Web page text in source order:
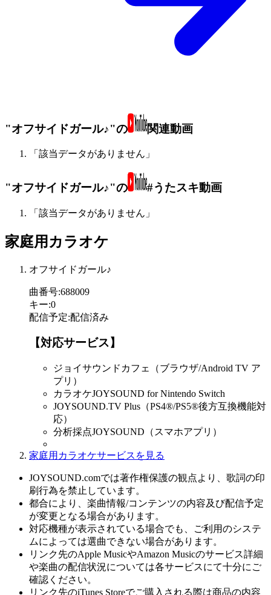
"オフサイドガール♪"の 関連動画
「該当データがありません」
"オフサイドガール♪"の #うたスキ動画
「該当データがありません」
家庭用カラオケ
オフサイドガール♪
曲番号:688009
キー:0
配信予定:配信済み
【対応サービス】
ジョイサウンドカフェ（ブラウザ/Android TV ア
プリ）
カラオケJOYSOUND for Nintendo Switch
JOYSOUND.TV Plus（PS4®/PS5®後方互換機能対
応）
分析採点JOYSOUND（スマホアプリ）
家庭用カラオケサービスを見る
JOYSOUND.comでは著作権保護の観点より、歌詞の印
刷行為を禁止しています。
都合により、楽曲情報/コンテンツの内容及び配信予定
が変更となる場合があります。
対応機種が表示されている場合でも、ご利用のシステ
ムによっては選曲できない場合があります。
リンク先のApple MusicやAmazon Musicのサービス詳細
や楽曲の配信状況については各サービスにて十分にご
確認ください。
リンク先のiTunes Storeでご購入される際は商品の内容